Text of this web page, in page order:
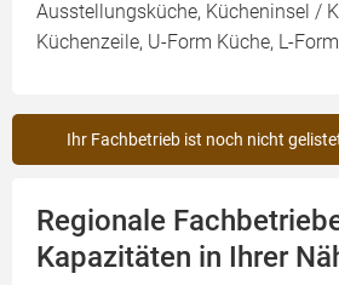
Ausstellungsküche, Kücheninsel /
Küchenzeile, U-Form Küche, L-
Ihr Fachbetrieb ist noch nicht
Regionale
Kapazitäten in Ihrer